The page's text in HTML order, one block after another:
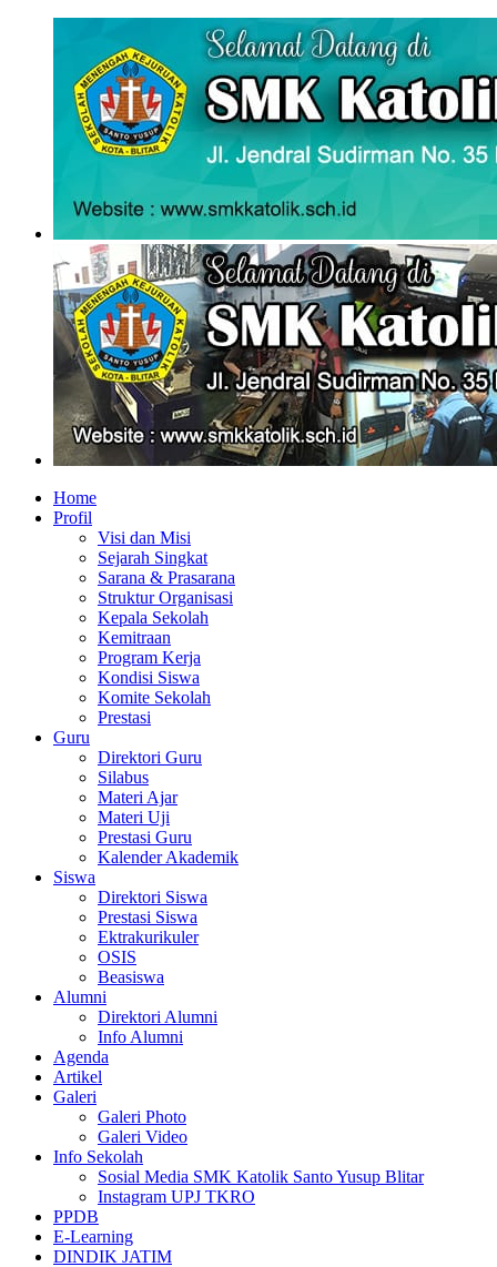
Home
Profil
Visi dan Misi
Sejarah Singkat
Sarana & Prasarana
Struktur Organisasi
Kepala Sekolah
Kemitraan
Program Kerja
Kondisi Siswa
Komite Sekolah
Prestasi
Guru
Direktori Guru
Silabus
Materi Ajar
Materi Uji
Prestasi Guru
Kalender Akademik
Siswa
Direktori Siswa
Prestasi Siswa
Ektrakurikuler
OSIS
Beasiswa
Alumni
Direktori Alumni
Info Alumni
Agenda
Artikel
Galeri
Galeri Photo
Galeri Video
Info Sekolah
Sosial Media SMK Katolik Santo Yusup Blitar
Instagram UPJ TKRO
PPDB
E-Learning
DINDIK JATIM